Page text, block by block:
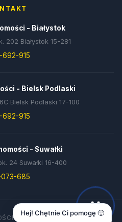
- Białystok
202 Białystok 15-281
915
- Bielsk Podlaski
Bielsk Podlaski 17-100
915
- Suwałki
24 Suwałki 16-400
685
DANE FIRMYKONTAKT
Hej! Chętnie Ci pomogę 🙂